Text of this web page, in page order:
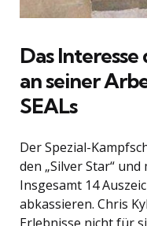
Das
an seiner
SEALs
Der Spezial-
den „Silver Star“
Insgesamt 14
abkassieren. Chris